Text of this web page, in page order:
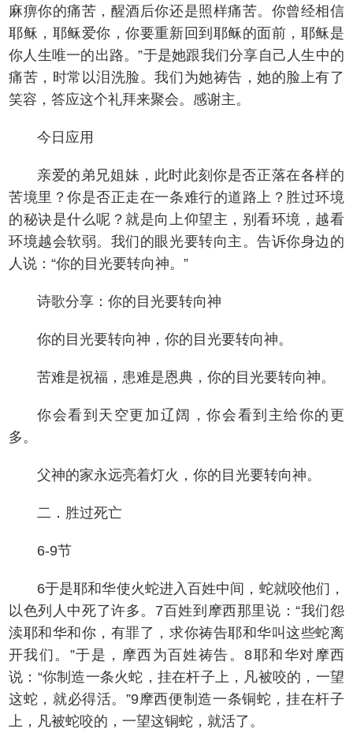
麻痹你的痛苦，醒酒后你还是照样痛苦。你曾经相信
耶稣，耶稣爱你，你要重新回到耶稣的面前，耶稣是
你人生唯一的出路。”于是她跟我们分享自己人生中的
痛苦，时常以泪洗脸。我们为她祷告，她的脸上有了
笑容，答应这个礼拜来聚会。感谢主。
今日应用
亲爱的弟兄姐妹，此时此刻你是否正落在各样的
苦境里？你是否正走在一条难行的道路上？胜过环境
的秘诀是什么呢？就是向上仰望主，别看环境，越看
环境越会软弱。我们的眼光要转向主。告诉你身边的
人说：“你的目光要转向神。”
诗歌分享：你的目光要转向神
你的目光要转向神，你的目光要转向神。
苦难是祝福，患难是恩典，你的目光要转向神。
你会看到天空更加辽阔，你会看到主给你的更
多。
父神的家永远亮着灯火，你的目光要转向神。
二．胜过死亡
6-9节
6于是耶和华使火蛇进入百姓中间，蛇就咬他们，
以色列人中死了许多。7百姓到摩西那里说：“我们怨
渎耶和华和你，有罪了，求你祷告耶和华叫这些蛇离
开我们。”于是，摩西为百姓祷告。8耶和华对摩西
说：“你制造一条火蛇，挂在杆子上，凡被咬的，一望
这蛇，就必得活。”9摩西便制造一条铜蛇，挂在杆子
上，凡被蛇咬的，一望这铜蛇，就活了。